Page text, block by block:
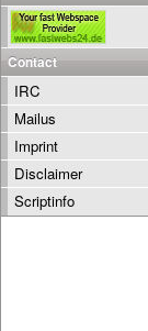
Contact
IRC
Mailus
Imprint
Disclaimer
Scriptinfo